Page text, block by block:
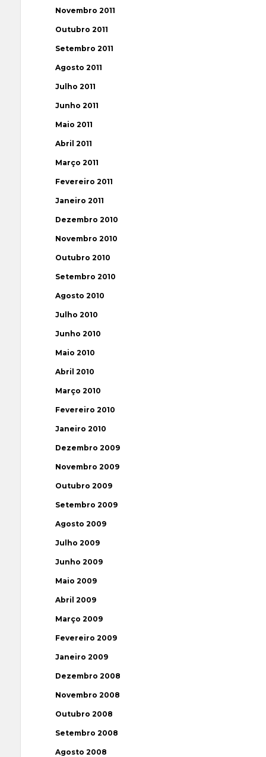
Novembro 2011
Outubro 2011
Setembro 2011
Agosto 2011
Julho 2011
Junho 2011
Maio 2011
Abril 2011
Março 2011
Fevereiro 2011
Janeiro 2011
Dezembro 2010
Novembro 2010
Outubro 2010
Setembro 2010
Agosto 2010
Julho 2010
Junho 2010
Maio 2010
Abril 2010
Março 2010
Fevereiro 2010
Janeiro 2010
Dezembro 2009
Novembro 2009
Outubro 2009
Setembro 2009
Agosto 2009
Julho 2009
Junho 2009
Maio 2009
Abril 2009
Março 2009
Fevereiro 2009
Janeiro 2009
Dezembro 2008
Novembro 2008
Outubro 2008
Setembro 2008
Agosto 2008